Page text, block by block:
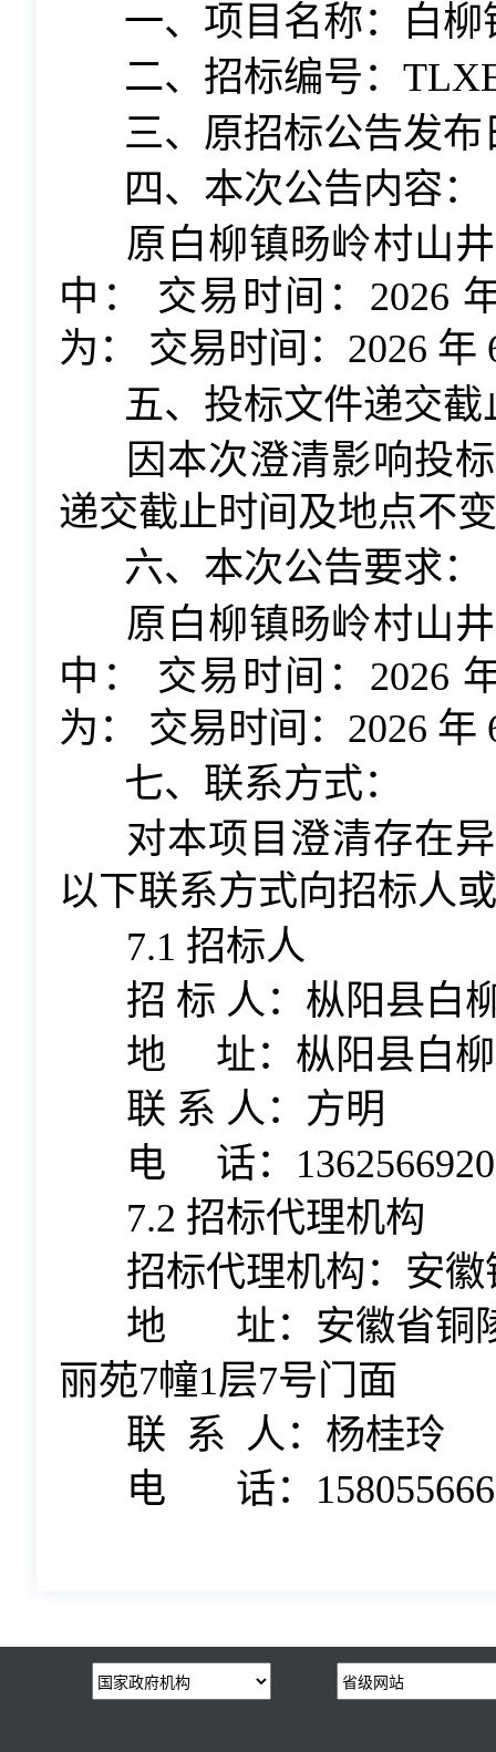
一、 项目名称：白
二、 招标编号：
三、 原招标公告发布
四、 本次公告内容：
原白柳镇旸岭村山
中： 交易时间：2026
为： 交易时间：2026 年
五、 投标文件递交截
因本次澄清影响投
递交截止时间及地点不
六、 本次公告要求：
原白柳镇旸岭村山
中： 交易时间：2026
为： 交易时间：2026 年
七、 联系方式：
对本项目 澄清存在
以下联系方式向招标人
7.1 招标人
招 标 人： 枞阳县白
地
址： 枞阳县白
联 系 人： 方明
电
话：
7.2 招标代理机构
招标代理机构： 安
地
址： 安徽省铜
丽苑7幢1层7号门面
联 系 人： 杨桂玲
电
话：